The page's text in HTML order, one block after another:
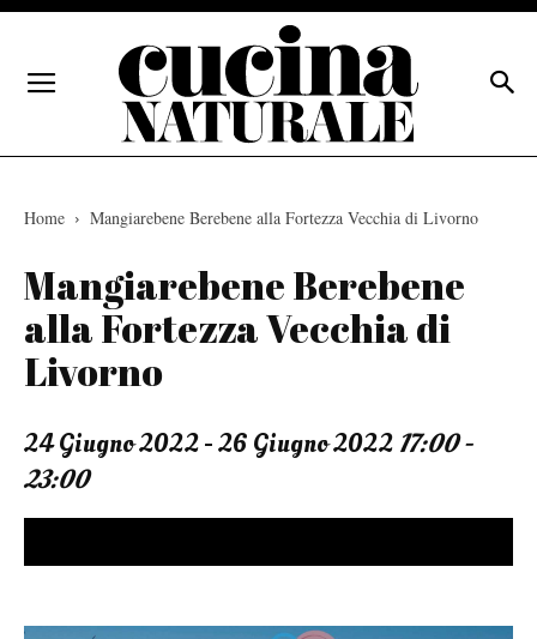
Home Mangiarebene Berebene alla Fortezza Vecchia di Livorno
Mangiarebene Berebene
alla Fortezza Vecchia di
Livorno
24 Giugno 2022 - 26 Giugno 2022 17:00 -
23:00